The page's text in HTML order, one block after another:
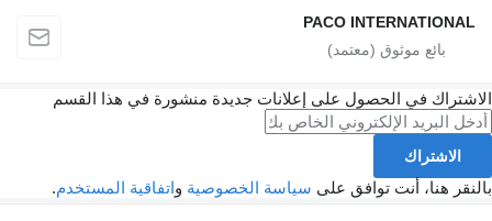
PACO INTERNATIONAL
الاشتراك في الحصول على إعلانات جديدة منشورة في هذا القسم
الاشتراك
بالنقر هنا، أنت توافق على سياسة الخصوصية واتفاقية المستخدم.